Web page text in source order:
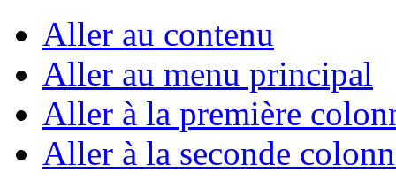
Aller au contenu
Aller au menu principal
Aller à la première
Aller à la seconde